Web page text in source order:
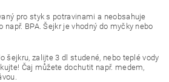
pro styk s potravinami a neobsahuje
např. BPA. Šejkr je vhodný do myčky nebo
šejkru, zalijte 3 dl studené, nebo teplé vody
Čaj můžete dochutit např. medem,